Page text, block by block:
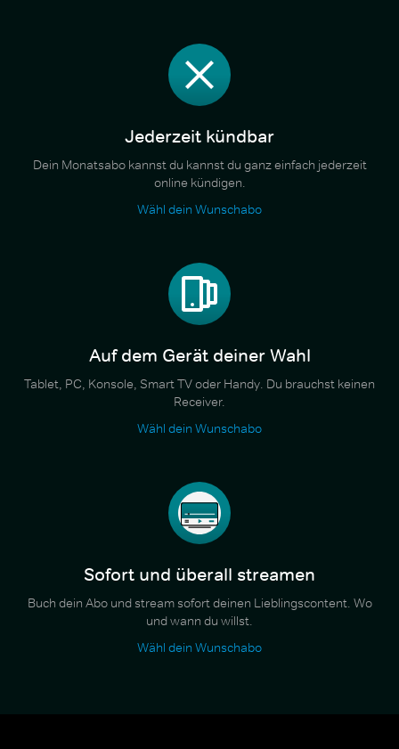
Jederzeit kündbar
Dein Monatsabo kannst du kannst du ganz einfach jederzeit
online kündigen.
Wähl dein Wunschabo
Auf dem Gerät deiner Wahl
Tablet, PC, Konsole, Smart TV oder Handy. Du brauchst keinen
Receiver.
Wähl dein Wunschabo
Sofort und überall streamen
Buch dein Abo und stream sofort deinen Lieblingscontent. Wo
und wann du willst.
Wähl dein Wunschabo